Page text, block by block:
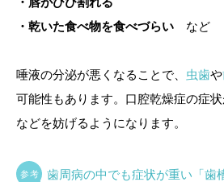
・乾いた食べ物を食べづらい など
唾液の分泌が悪くなることで、 虫歯や
可能性もあります。口腔乾燥症の症
などを妨げるようになります。
歯周病の中でも症状が重い「歯